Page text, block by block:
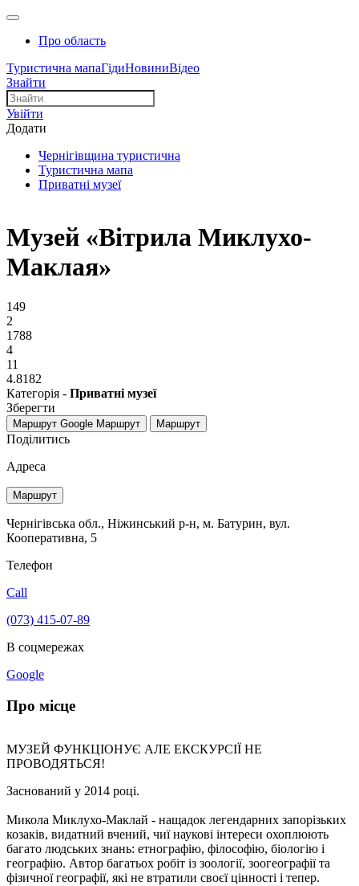
Про область
Туристична мапаГідиНовиниВідео
Знайти
Увійти
Додати
Чернігівщина туристична
Туристична мапа
Приватні музеї
Музей «Вітрила Миклухо-
Маклая»
149
2
1788
4
11
4.8182
Категорія - Приватні музеї
Зберегти
Маршрут Google Маршрут Маршрут
Поділитись
Адреса
Маршрут
Чернігівська обл., Ніжинський р-н, м. Батурин, вул.
Кооперативна, 5
Телефон
Call
(073) 415-07-89
В соцмережах
Google
Про місце
МУЗЕЙ ФУНКЦІОНУЄ АЛЕ ЕКСКУРСІЇ НЕ
ПРОВОДЯТЬСЯ!
Заснований у 2014 році.
Микола Миклухо-Маклай - нащадок легендарних запорізьких
козаків, видатний вчений, чиї наукові інтереси охоплюють
багато людських знань: етнографію, філософію, біологію і
географію. Автор багатьох робіт із зоології, зоогеографії та
фізичної географії, які не втратили своєї цінності і тепер.